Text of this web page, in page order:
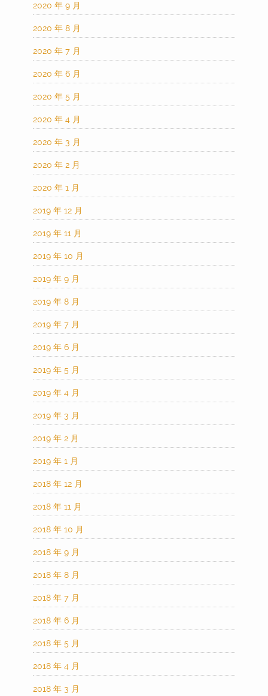
2020 年 9 月
2020 年 8 月
2020 年 7 月
2020 年 6 月
2020 年 5 月
2020 年 4 月
2020 年 3 月
2020 年 2 月
2020 年 1 月
2019 年 12 月
2019 年 11 月
2019 年 10 月
2019 年 9 月
2019 年 8 月
2019 年 7 月
2019 年 6 月
2019 年 5 月
2019 年 4 月
2019 年 3 月
2019 年 2 月
2019 年 1 月
2018 年 12 月
2018 年 11 月
2018 年 10 月
2018 年 9 月
2018 年 8 月
2018 年 7 月
2018 年 6 月
2018 年 5 月
2018 年 4 月
2018 年 3 月